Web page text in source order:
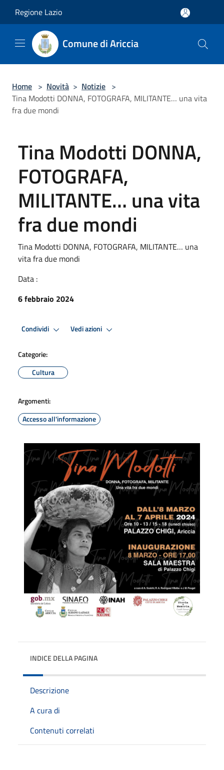
Regione Lazio
Comune di Ariccia
Home > Novità > Notizie >
Tina Modotti DONNA, FOTOGRAFA, MILITANTE… una vita
fra due mondi
Tina Modotti DONNA,
FOTOGRAFA,
MILITANTE… una vita
fra due mondi
Tina Modotti DONNA, FOTOGRAFA, MILITANTE… una
vita fra due mondi
Data :
6 febbraio 2024
Condividi Vedi azioni
Categorie:
Cultura
Argomenti:
Accesso all'informazione
INDICE DELLA PAGINA
Descrizione
A cura di
Contenuti correlati